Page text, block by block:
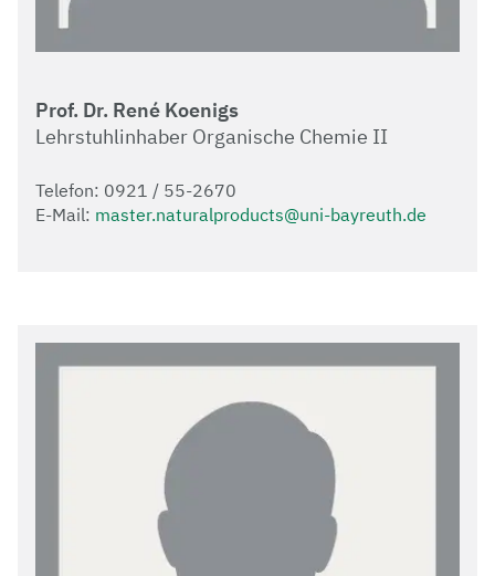
Prof. Dr. René Koenigs
Lehrstuhlinhaber Organische Chemie II
Telefon: 0921 / 55-2670
E-Mail: master.naturalproducts@uni-bayreuth.de